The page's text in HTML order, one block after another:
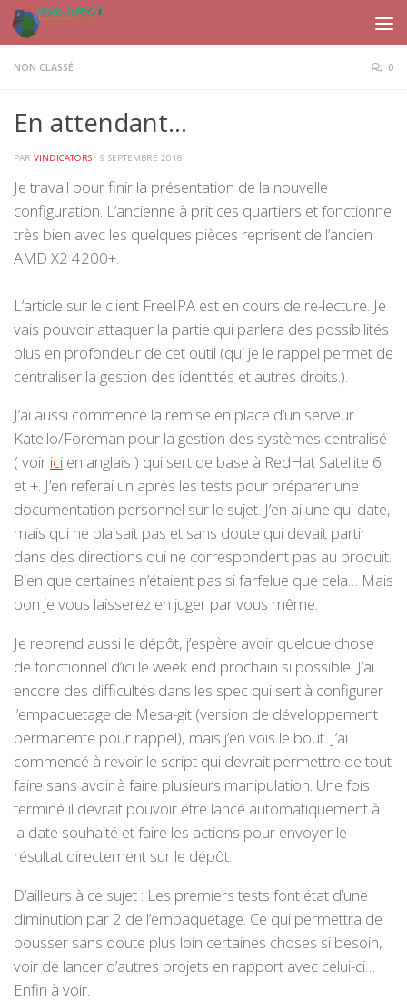
Skip to content
NON CLASSÉ 0
En attendant…
PAR VINDICATORS · 9 SEPTEMBRE 2018
Je travail pour finir la présentation de la nouvelle
configuration. L’ancienne à prit ces quartiers et fonctionne
très bien avec les quelques pièces reprisent de l’ancien
AMD X2 4200+.
L’article sur le client FreeIPA est en cours de re-lecture. Je
vais pouvoir attaquer la partie qui parlera des possibilités
plus en profondeur de cet outil (qui je le rappel permet de
centraliser la gestion des identités et autres droits.).
J’ai aussi commencé la remise en place d’un serveur
Katello/Foreman pour la gestion des systèmes centralisé
( voir ici en anglais ) qui sert de base à RedHat Satellite 6
et +. J’en referai un après les tests pour préparer une
documentation personnel sur le sujet. J’en ai une qui date,
mais qui ne plaisait pas et sans doute qui devait partir
dans des directions qui ne correspondent pas au produit.
Bien que certaines n’étaient pas si farfelue que cela… Mais
bon je vous laisserez en juger par vous même.
Je reprend aussi le dépôt, j’espère avoir quelque chose
de fonctionnel d’ici le week end prochain si possible. J’ai
encore des difficultés dans les spec qui sert à configurer
l’empaquetage de Mesa-git (version de développement
permanente pour rappel), mais j’en vois le bout. J’ai
commencé à revoir le script qui devrait permettre de tout
faire sans avoir à faire plusieurs manipulation. Une fois
terminé il devrait pouvoir être lancé automatiquement à
la date souhaité et faire les actions pour envoyer le
résultat directement sur le dépôt.
D’ailleurs à ce sujet : Les premiers tests font état d’une
diminution par 2 de l’empaquetage. Ce qui permettra de
pousser sans doute plus loin certaines choses si besoin,
voir de lancer d’autres projets en rapport avec celui-ci…
Enfin à voir.